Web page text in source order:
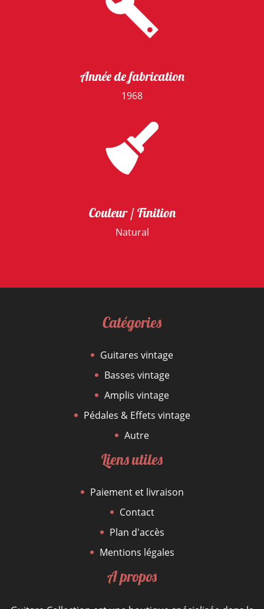
Année de fabrication
1968
Couleur / Finition
Natural
Catégories
Guitares vintage
Basses vintage
Amplis vintage
Pédales & Effets vintage
Autre
Liens utiles
Paiement et livraison
Contact
Plan d'accès
Mentions légales
A propos